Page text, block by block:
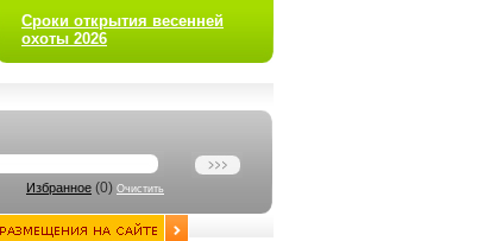
Сроки открытия весенней
охоты 2026
Избранное (0) Очистить